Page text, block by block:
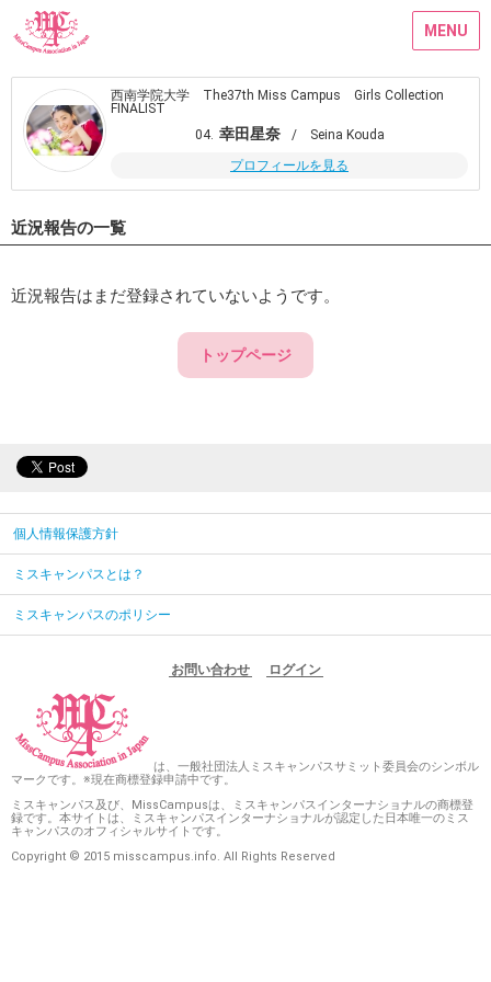
MENU
西南学院大学 The37th Miss Campus Girls Collection
FINALIST
04. 幸田星奈
/ Seina Kouda
プロフィールを見る
近況報告の一覧
近況報告はまだ登録されていないようです。
トップページ
個人情報保護方針
ミスキャンパスとは？
ミスキャンパスのポリシー
お問い合わせ ログイン
は、一般社団法人ミスキャンパスサミット委員会のシンボル
マークです。※現在商標登録申請中です。
ミスキャンパス及び、MissCampusは、ミスキャンパスインターナショナルの商標登
録です。本サイトは、ミスキャンパスインターナショナルが認定した日本唯一のミス
キャンパスのオフィシャルサイトです。
Copyright © 2015 misscampus.info. All Rights Reserved